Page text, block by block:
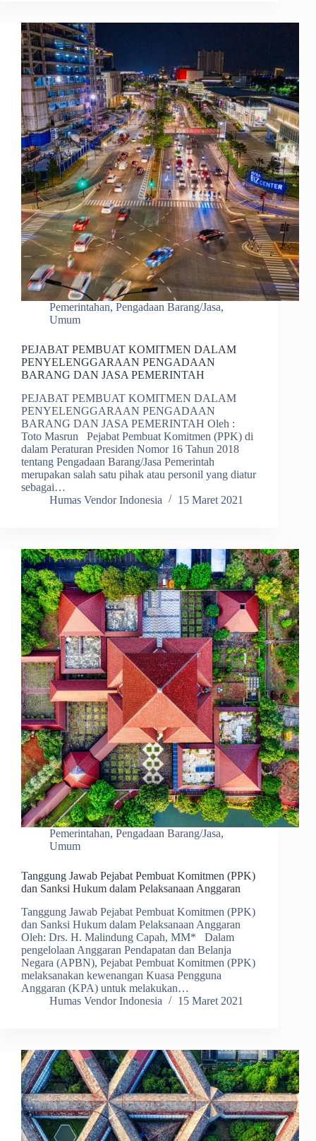
Pemerintahan, Pengadaan Barang/Jasa,
Umum
PEJABAT PEMBUAT KOMITMEN DALAM
PENYELENGGARAAN PENGADAAN
BARANG DAN JASA PEMERINTAH
PEJABAT PEMBUAT KOMITMEN DALAM
PENYELENGGARAAN PENGADAAN
BARANG DAN JASA PEMERINTAH Oleh :
Toto Masrun Pejabat Pembuat Komitmen (PPK) di
dalam Peraturan Presiden Nomor 16 Tahun 2018
tentang Pengadaan Barang/Jasa Pemerintah
merupakan salah satu pihak atau personil yang diatur
sebagai…
Humas Vendor Indonesia
15 Maret 2021
Pemerintahan, Pengadaan Barang/Jasa,
Umum
Tanggung Jawab Pejabat Pembuat Komitmen (PPK)
dan Sanksi Hukum dalam Pelaksanaan Anggaran
Tanggung Jawab Pejabat Pembuat Komitmen (PPK)
dan Sanksi Hukum dalam Pelaksanaan Anggaran
Oleh: Drs. H. Malindung Capah, MM* Dalam
pengelolaan Anggaran Pendapatan dan Belanja
Negara (APBN), Pejabat Pembuat Komitmen (PPK)
melaksanakan kewenangan Kuasa Pengguna
Anggaran (KPA) untuk melakukan…
Humas Vendor Indonesia
15 Maret 2021